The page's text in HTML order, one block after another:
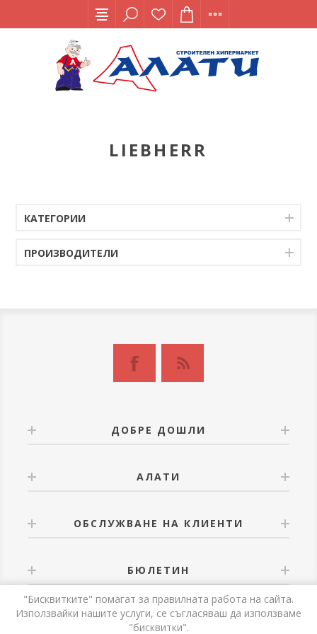
LIEBHERR
КАТЕГОРИИ
ПРОИЗВОДИТЕЛИ
ДОБРЕ ДОШЛИ
АЛАТИ
ОБСЛУЖВАНЕ НА КЛИЕНТИ
БЮЛЕТИН
"Бисквитките" помагат за правилната работа на сайта.
Използвайки нашите услуги, се съгласяваш да използваме
"бисквитки".